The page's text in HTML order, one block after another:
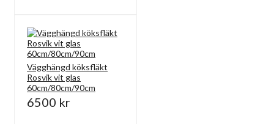
Vägghängd köksfläkt
Rosvik vit glas
60cm/80cm/90cm
6500 kr